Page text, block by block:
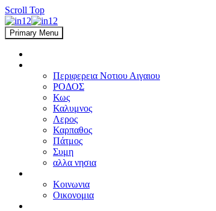
Scroll Top
Primary Menu
Περιφερεια Νοτιου Αιγαιου
ΡΟΔΟΣ
Κως
Καλυμνος
Λερος
Καρπαθος
Πάτμος
Συμη
αλλα νησια
Κοινωνια
Οικονομια